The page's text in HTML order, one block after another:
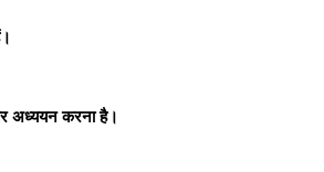
अध्ययन करना है।